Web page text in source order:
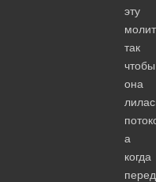
эту
так
чтобы
она
а
когда